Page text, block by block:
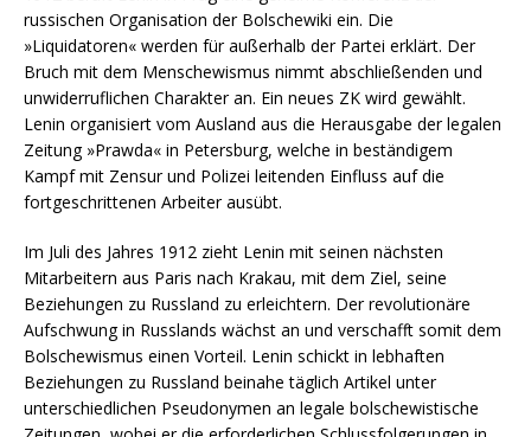
russischen Organisation der Bolschewiki ein. Die
»Liquidatoren« werden für außerhalb der Partei erklärt. Der
Bruch mit dem Menschewismus nimmt abschließenden und
unwiderruflichen Charakter an. Ein neues ZK wird gewählt.
Lenin organisiert vom Ausland aus die Herausgabe der legalen
Zeitung »Prawda« in Petersburg, welche in beständigem
Kampf mit Zensur und Polizei leitenden Einfluss auf die
fortgeschrittenen Arbeiter ausübt.
Im Juli des Jahres 1912 zieht Lenin mit seinen nächsten
Mitarbeitern aus Paris nach Krakau, mit dem Ziel, seine
Beziehungen zu Russland zu erleichtern. Der revolutionäre
Aufschwung in Russlands wächst an und verschafft somit dem
Bolschewismus einen Vorteil. Lenin schickt in lebhaften
Beziehungen zu Russland beinahe täglich Artikel unter
unterschiedlichen Pseudonymen an legale bolschewistische